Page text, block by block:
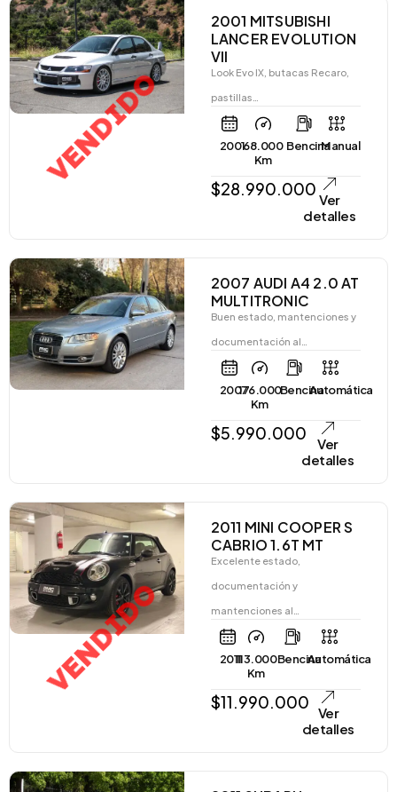
VENDIDO
2001 MITSUBISHI
LANCER EVOLUTION
VII
Look Evo IX, butacas Recaro,
pastillas…
200168.000
Km
BencinaManual
$28.990.000
Ver
detalles
2007 AUDI A4 2.0 AT
MULTITRONIC
Buen estado, mantenciones y
documentación al…
2007176.000
Km
BencinaAutomática
$5.990.000
Ver
detalles
VENDIDO
2011 MINI COOPER S
CABRIO 1.6T MT
Excelente estado,
documentación y
mantenciones al…
2011113.000
Km
BencinaAutomática
$11.990.000
Ver
detalles